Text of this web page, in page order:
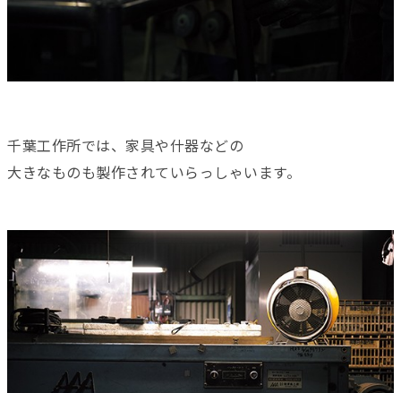
千葉工作所では、家具や什器などの
大きなものも製作されていらっしゃいます。